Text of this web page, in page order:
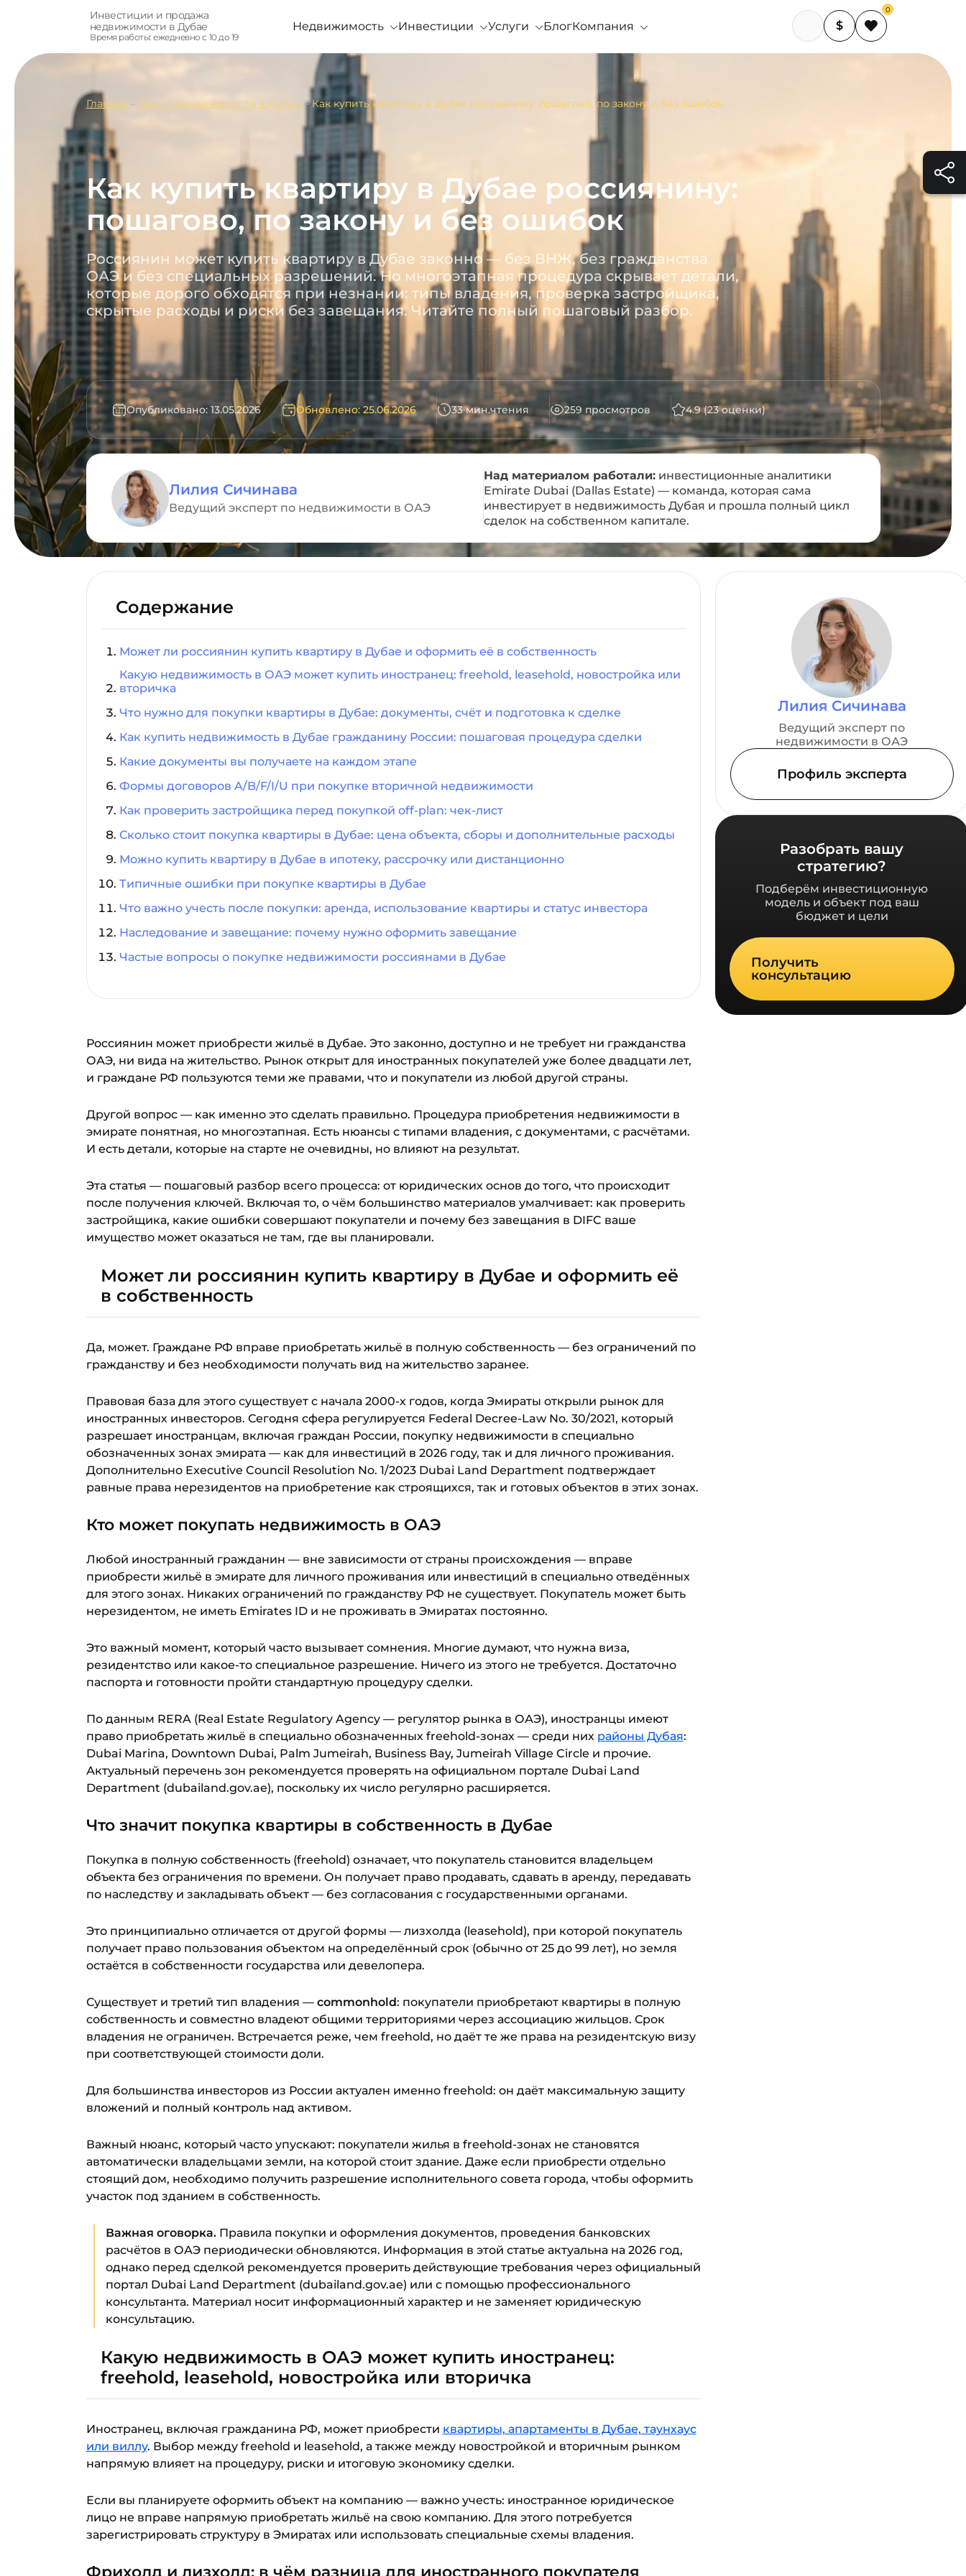
Инвестиции и продажа
недвижимости в Дубае
Время работы: ежедневно с 10 до 19
Недвижимость Инвестиции Услуги БлогКомпания $
0
Главная – Блог о недвижимости в Дубае –Как купить квартиру в Дубае россиянину: пошагово, по закону и без ошибок
Как купить квартиру в Дубае россиянину:
пошагово, по закону и без ошибок
Россиянин может купить квартиру в Дубае законно — без ВНЖ, без гражданства
ОАЭ и без специальных разрешений. Но многоэтапная процедура скрывает детали,
которые дорого обходятся при незнании: типы владения, проверка застройщика,
скрытые расходы и риски без завещания. Читайте полный пошаговый разбор.
Опубликовано: 13.05.2026 Обновлено: 25.06.2026 33 мин.чтения 259 просмотров 4.9 (23 оценки)
Лилия Сичинава
Ведущий эксперт по недвижимости в ОАЭ
Над материалом работали:инвестиционные аналитики
Emirate Dubai (Dallas Estate) — команда, которая сама
инвестирует в недвижимость Дубая и прошла полный цикл
сделок на собственном капитале.
Содержание
Может ли россиянин купить квартиру в Дубае и оформить её в собственность
Какую недвижимость в ОАЭ может купить иностранец: freehold, leasehold, новостройка или
вторичка
Что нужно для покупки квартиры в Дубае: документы, счёт и подготовка к сделке
Как купить недвижимость в Дубае гражданину России: пошаговая процедура сделки
Какие документы вы получаете на каждом этапе
Формы договоров A/B/F/I/U при покупке вторичной недвижимости
Как проверить застройщика перед покупкой off-plan: чек-лист
Сколько стоит покупка квартиры в Дубае: цена объекта, сборы и дополнительные расходы
Можно купить квартиру в Дубае в ипотеку, рассрочку или дистанционно
Типичные ошибки при покупке квартиры в Дубае
Что важно учесть после покупки: аренда, использование квартиры и статус инвестора
Наследование и завещание: почему нужно оформить завещание
Частые вопросы о покупке недвижимости россиянами в Дубае
Россиянин может приобрести жильё в Дубае. Это законно, доступно и не требует ни гражданства
ОАЭ, ни вида на жительство. Рынок открыт для иностранных покупателей уже более двадцати лет,
и граждане РФ пользуются теми же правами, что и покупатели из любой другой страны.
Другой вопрос — как именно это сделать правильно. Процедура приобретения недвижимости в
эмирате понятная, но многоэтапная. Есть нюансы с типами владения, с документами, с расчётами.
И есть детали, которые на старте не очевидны, но влияют на результат.
Эта статья — пошаговый разбор всего процесса: от юридических основ до того, что происходит
после получения ключей. Включая то, о чём большинство материалов умалчивает: как проверить
застройщика, какие ошибки совершают покупатели и почему без завещания в DIFC ваше
имущество может оказаться не там, где вы планировали.
Может ли россиянин купить квартиру в Дубае и оформить её
в собственность
Да, может. Граждане РФ вправе приобретать жильё в полную собственность — без ограничений по
гражданству и без необходимости получать вид на жительство заранее.
Правовая база для этого существует с начала 2000-х годов, когда Эмираты открыли рынок для
иностранных инвесторов. Сегодня сфера регулируется Federal Decree-Law No. 30/2021, который
разрешает иностранцам, включая граждан России, покупку недвижимости в специально
обозначенных зонах эмирата — как для инвестиций в 2026 году, так и для личного проживания.
Дополнительно Executive Council Resolution No. 1/2023 Dubai Land Department подтверждает
равные права нерезидентов на приобретение как строящихся, так и готовых объектов в этих зонах.
Кто может покупать недвижимость в ОАЭ
Любой иностранный гражданин — вне зависимости от страны происхождения — вправе
приобрести жильё в эмирате для личного проживания или инвестиций в специально отведённых
для этого зонах. Никаких ограничений по гражданству РФ не существует. Покупатель может быть
нерезидентом, не иметь Emirates ID и не проживать в Эмиратах постоянно.
Это важный момент, который часто вызывает сомнения. Многие думают, что нужна виза,
резидентство или какое-то специальное разрешение. Ничего из этого не требуется. Достаточно
паспорта и готовности пройти стандартную процедуру сделки.
По данным RERA (Real Estate Regulatory Agency — регулятор рынка в ОАЭ), иностранцы имеют
право приобретать жильё в специально обозначенных freehold-зонах — среди них районы Дубая:
Dubai Marina, Downtown Dubai, Palm Jumeirah, Business Bay, Jumeirah Village Circle и прочие.
Актуальный перечень зон рекомендуется проверять на официальном портале Dubai Land
Department (dubailand.gov.ae), поскольку их число регулярно расширяется.
Что значит покупка квартиры в собственность в Дубае
Покупка в полную собственность (freehold) означает, что покупатель становится владельцем
объекта без ограничения по времени. Он получает право продавать, сдавать в аренду, передавать
по наследству и закладывать объект — без согласования с государственными органами.
Это принципиально отличается от другой формы — лизхолда (leasehold), при которой покупатель
получает право пользования объектом на определённый срок (обычно от 25 до 99 лет), но земля
остаётся в собственности государства или девелопера.
Существует и третий тип владения — commonhold: покупатели приобретают квартиры в полную
собственность и совместно владеют общими территориями через ассоциацию жильцов. Срок
владения не ограничен. Встречается реже, чем freehold, но даёт те же права на резидентскую визу
при соответствующей стоимости доли.
Для большинства инвесторов из России актуален именно freehold: он даёт максимальную защиту
вложений и полный контроль над активом.
Важный нюанс, который часто упускают: покупатели жилья в freehold-зонах не становятся
автоматически владельцами земли, на которой стоит здание. Даже если приобрести отдельно
стоящий дом, необходимо получить разрешение исполнительного совета города, чтобы оформить
участок под зданием в собственность.
Важная оговорка.Правила покупки и оформления документов, проведения банковских
расчётов в ОАЭ периодически обновляются. Информация в этой статье актуальна на 2026 год,
однако перед сделкой рекомендуется проверить действующие требования через официальный
портал Dubai Land Department (dubailand.gov.ae) или с помощью профессионального
консультанта. Материал носит информационный характер и не заменяет юридическую
консультацию.
Какую недвижимость в ОАЭ может купить иностранец:
freehold, leasehold, новостройка или вторичка
Иностранец, включая гражданина РФ, может приобрести квартиры, апартаменты в Дубае, таунхаус
или виллу. Выбор между freehold и leasehold, а также между новостройкой и вторичным рынком
напрямую влияет на процедуру, риски и итоговую экономику сделки.
Если вы планируете оформить объект на компанию — важно учесть: иностранное юридическое
лицо не вправе напрямую приобретать жильё на свою компанию. Для этого потребуется
зарегистрировать структуру в Эмиратах или использовать специальные схемы владения.
Фрихолд и лизхолд: в чём разница для иностранного покупателя
Лилия Сичинава
Ведущий эксперт по
недвижимости в ОАЭ
Профиль эксперта
Разобрать вашу
стратегию?
Подберём инвестиционную
модель и объект под ваш
бюджет и цели
Получить
консультацию